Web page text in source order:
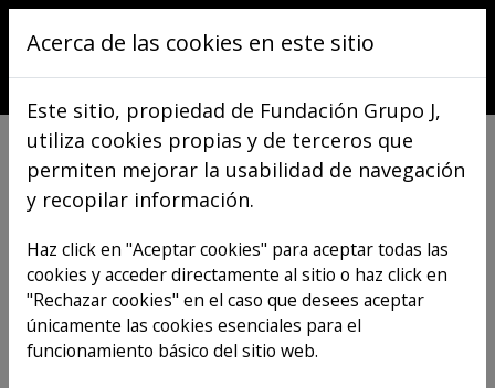
Pasar al contenido principal
VER TODOS LOS ARTÍCULOS
Tu Salud es lo
Acerca de las cookies en este sitio
Este sitio, propiedad de Fundación Grupo J,
utiliza cookies propias y de terceros que
permiten mejorar la usabilidad de navegación
y recopilar información.
Haz click en "Aceptar cookies" para aceptar todas las
cookies y acceder directamente al sitio o haz click en
"Rechazar cookies" en el caso que desees aceptar
únicamente las cookies esenciales para el
funcionamiento básico del sitio web.